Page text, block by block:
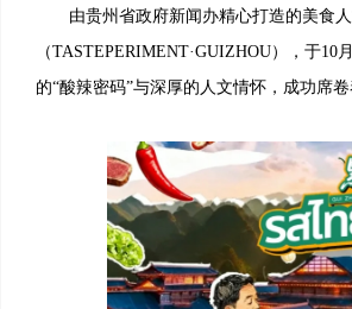
由贵州省政府新闻办精心打造的美食人
（TASTEPERIMENT·GUIZHOU），于
的“酸辣密码”与深厚的人文情怀，成功席